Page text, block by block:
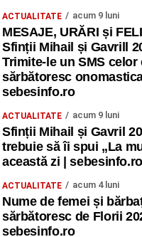
ACTUALITATE acum 9 luni
MESAJE, URĂRI și
Sfinții Mihail și Gavrill
Trimite-le un SMS celor
sărbătoresc onomastica
sebesinfo.ro
ACTUALITATE acum 9 luni
Sfinții Mihail și Gavril
trebuie să îi spui „La
această zi | sebesinfo.ro
ACTUALITATE acum 4 luni
Nume de femei și
sărbătoresc de Florii
sebesinfo.ro